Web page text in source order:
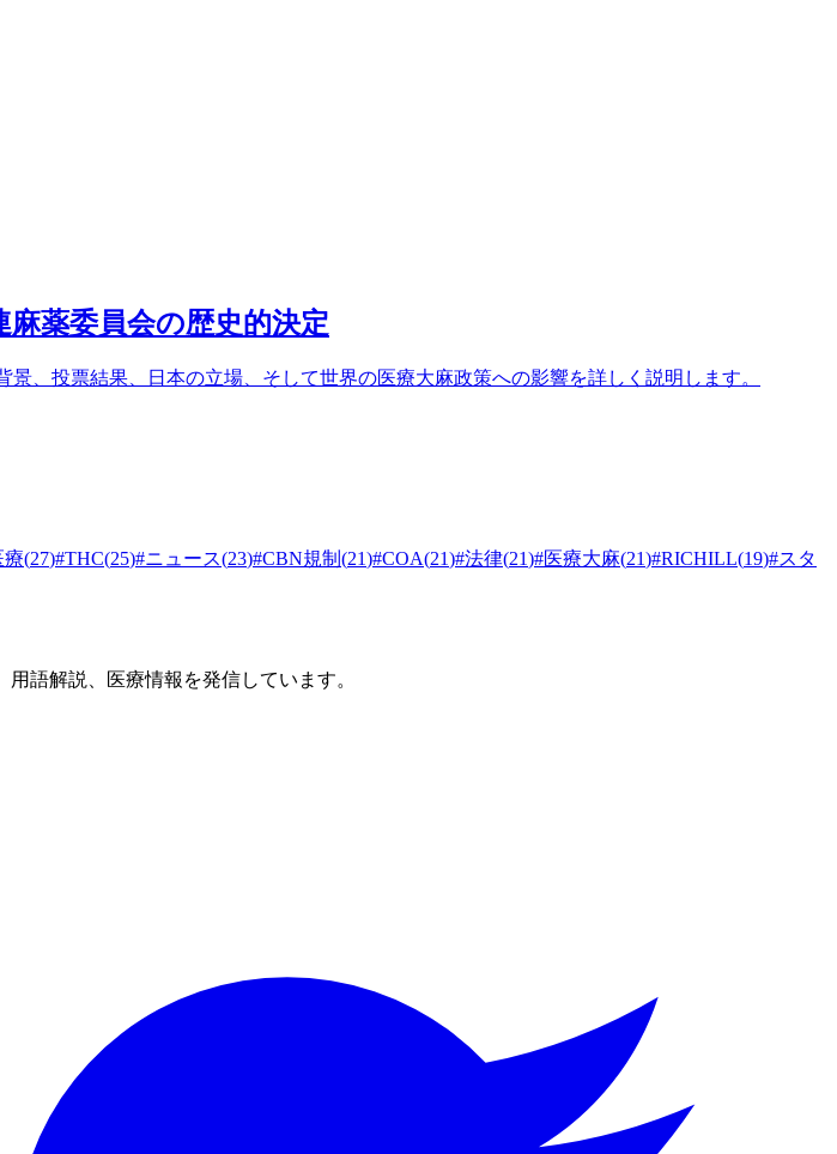
薬委員会の歴史的決定
、投票結果、日本の立場、そして世界の医療大麻政策への影響を詳しく説明します。
療(27)#THC(25)#ニュース(23)#CBN規制 (21)#COA(21)#法律(21)#医療大麻(21)#RICHILL(19)#スタ
語解説、医療情報を発信しています。